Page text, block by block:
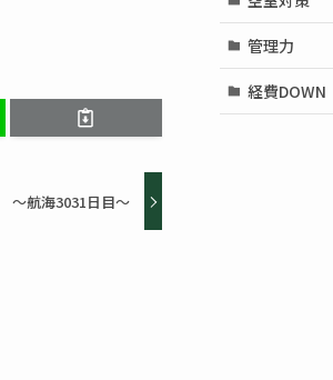
～航海3031日目～
管理力
経費DOWN